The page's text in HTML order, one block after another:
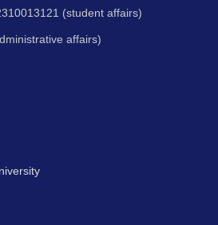
(student affairs)
affairs)